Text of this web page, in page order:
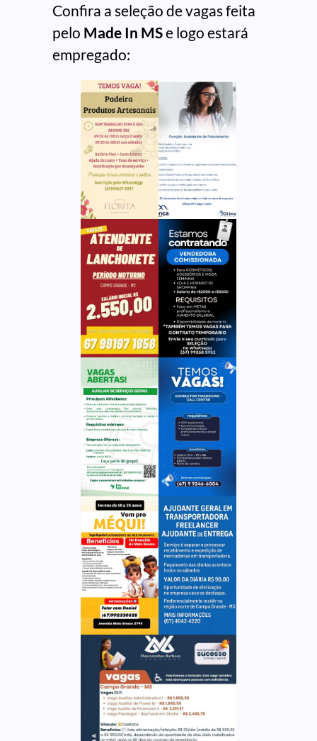
Confira a seleção de vagas feita
pelo Made In MSe logo estará
empregado: